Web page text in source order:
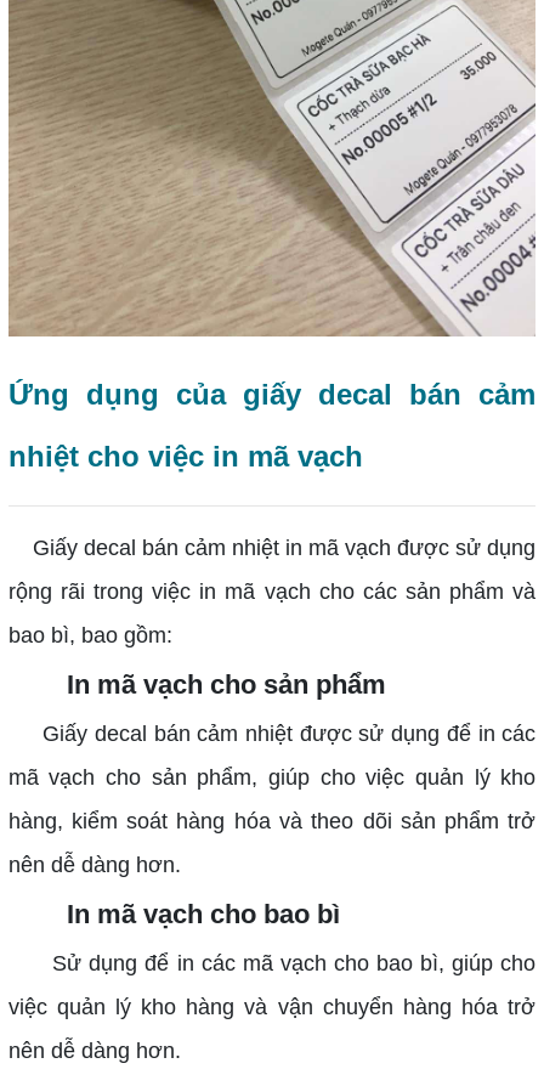
Ứng dụng của giấy decal bán cảm
nhiệt cho việc in mã vạch
Giấy decal bán cảm nhiệt in mã vạch được sử dụng
rộng rãi trong việc in mã vạch cho các sản phẩm và
bao bì, bao gồm:
In mã vạch cho sản phẩm
Giấy decal bán cảm nhiệt được sử dụng để in các
mã vạch cho sản phẩm, giúp cho việc quản lý kho
hàng, kiểm soát hàng hóa và theo dõi sản phẩm trở
nên dễ dàng hơn.
In mã vạch cho bao bì
Sử dụng để in các mã vạch cho bao bì, giúp cho
việc quản lý kho hàng và vận chuyển hàng hóa trở
nên dễ dàng hơn.